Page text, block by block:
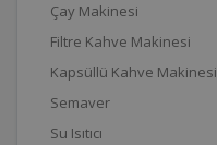
Çay Makinesi
Filtre Kahve Makinesi
Kapsüllü Kahve Makinesi
Semaver
Su Isıtıcı